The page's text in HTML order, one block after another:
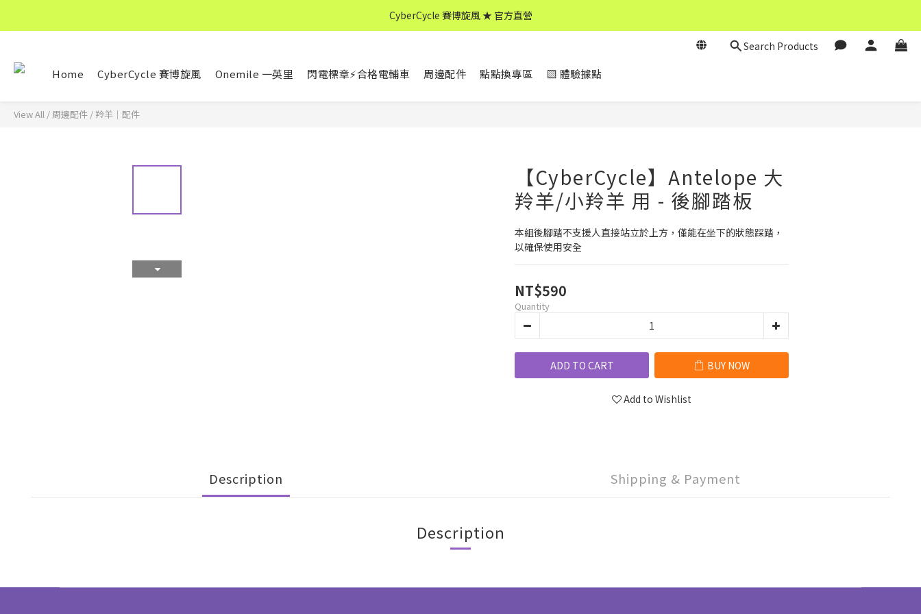
CyberCycle 賽博旋風 ★ 官方直營
CyberCycle 賽博旋風 ★ 官方直營
CyberCycle 賽博旋風 ★ 官方直營
Search Products
Home CyberCycle 賽博旋風 Onemile 一英里 閃電標章⚡合格電輔車 周邊配件 點點換專區 ▧ 體驗據點
View All / 周邊配件 / 羚羊｜配件
【CyberCycle】Antelope 大
羚羊/小羚羊 用 - 後腳踏板
本組後腳踏不支援人直接站立於上方，僅能在坐下的狀態踩踏，
以確保使用安全
NT$590
Quantity
ADD TO CART BUY NOW
Add to Wishlist
Description Shipping & Payment
Description